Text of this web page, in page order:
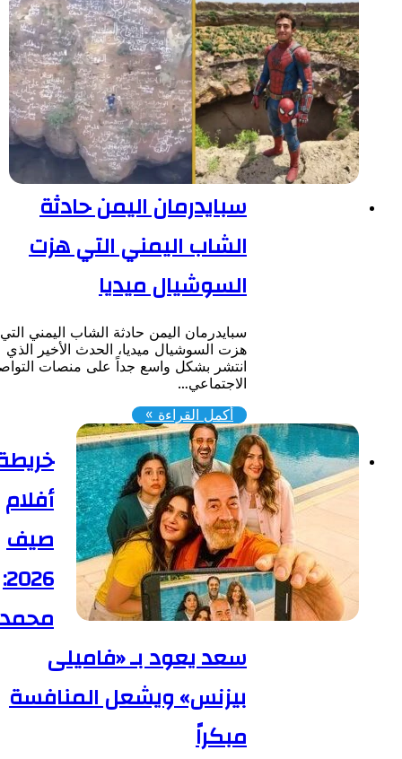
سبايدرمان اليمن حادثة
الشاب اليمني التي هزت
السوشيال ميديا
سبايدرمان اليمن حادثة الشاب اليمني التي
هزت السوشيال ميديا، الحدث الأخير الذي
انتشر بشكل واسع جداً على منصات التواصل
الاجتماعي…
أكمل القراءة »
خريطة
أفلام
صيف
2026:
محمد
سعد يعود بـ «فاميلى
بيزنس» ويشعل المنافسة
مبكراً